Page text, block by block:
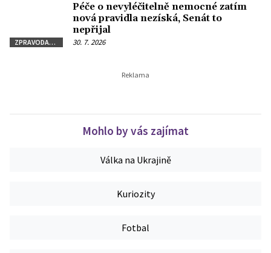
ZPRAVODAJSTVÍ
Péče o nevyléčitelně nemocné zatím
nová pravidla nezíská, Senát to
nepřijal
30. 7. 2026
Mohlo by vás zajímat
Válka na Ukrajině
Kuriozity
Fotbal